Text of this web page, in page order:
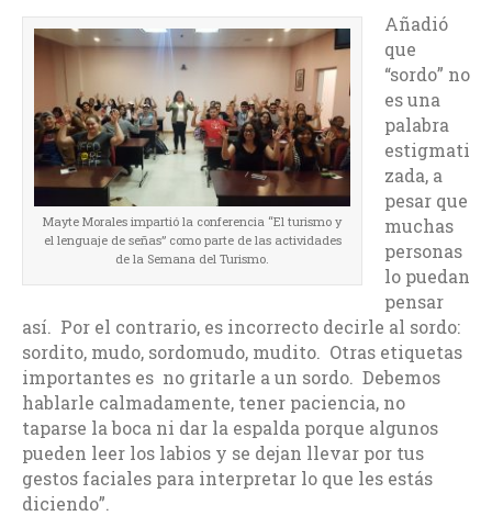
Mayte Morales impartió la conferencia “El turismo y
el lenguaje de señas” como parte de las actividades
de la Semana del Turismo.
Añadió
que
“sordo” no
es una
palabra
estigmati
zada, a
pesar que
muchas
personas
lo puedan
pensar
así. Por el contrario, es incorrecto decirle al sordo:
sordito, mudo, sordomudo, mudito. Otras etiquetas
importantes es no gritarle a un sordo. Debemos
hablarle calmadamente, tener paciencia, no
taparse la boca ni dar la espalda porque algunos
pueden leer los labios y se dejan llevar por tus
gestos faciales para interpretar lo que les estás
diciendo”.